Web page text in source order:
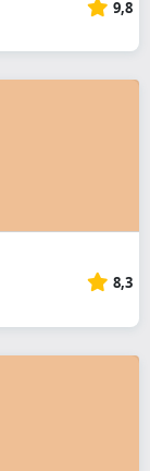
9,8
8,3